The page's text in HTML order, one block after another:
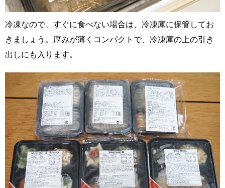
冷凍なので、すぐに食べない場合は、冷凍庫に保管してお
きましょう。厚みが薄くコンパクトで、冷凍庫の上の引き
出しにも入ります。